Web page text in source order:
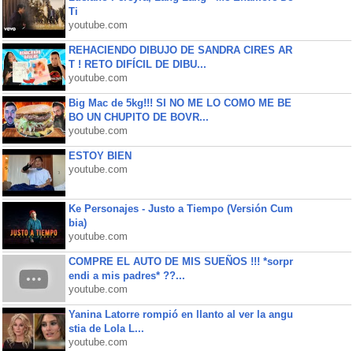
Ti
youtube.com
REHACIENDO DIBUJO DE SANDRA CIRES AR
T ! RETO DIFÍCIL DE DIBU...
youtube.com
Big Mac de 5kg!!! SI NO ME LO COMO ME BE
BO UN CHUPITO DE BOVR...
youtube.com
ESTOY BIEN
youtube.com
Ke Personajes - Justo a Tiempo (Versión Cum
bia)
youtube.com
COMPRE EL AUTO DE MIS SUEÑOS !!! *sorpr
endi a mis padres* ??...
youtube.com
Yanina Latorre rompió en llanto al ver la angu
stia de Lola L...
youtube.com